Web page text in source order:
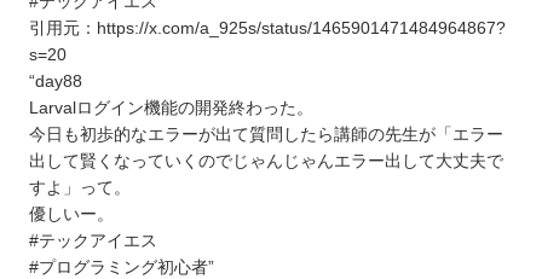
引用元：https://x.com/a_925s/status/1465901471484964867?
s=20
“day88
Larvalログイン機能の開発終わった。
今日も初歩的なエラーが出て質問したら講師の先生が「エラー
出して賢くなっていくのでじゃんじゃんエラー出して大丈夫で
すよ」って。
優しいー。
#テックアイエス
#プログラミング初心者”